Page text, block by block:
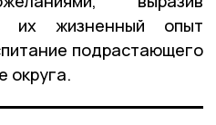
их жизненный опыт
подрастающего
округа.